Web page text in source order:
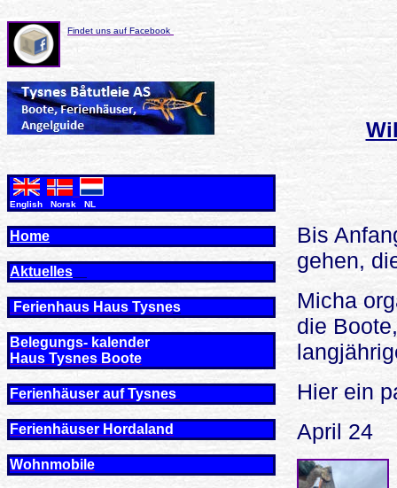
Findet uns auf Facebook
English Norsk NL
Home
Aktuelles
Ferienhaus Haus Tysnes
Belegungs- kalender
Haus Tysnes Boote
Ferienhäuser auf Tysnes
Ferienhäuser Hordaland
Wohnmobile
Bis
gehen,
Micha
die
Hier ein
April 24